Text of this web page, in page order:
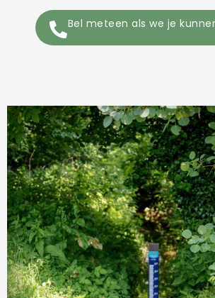
Bel meteen als we je